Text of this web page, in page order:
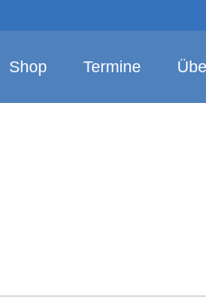
Shop Termine